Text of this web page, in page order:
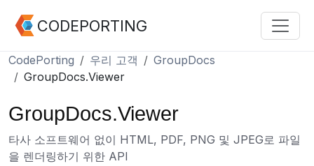
CODEPORTING
CodePorting 우리 고객
GroupDocs
GroupDocs.Viewer
GroupDocs.Viewer
타사 소프트웨어 없이 HTML, PDF, PNG 및 JPEG로 파일
을 렌더링하기 위한 API